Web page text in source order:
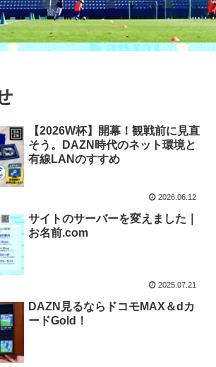
【2026W杯】開幕！観戦前に見直
そう。DAZN時代のネット環境と
有線LANのすすめ
2026.06.12
サイトのサーバーを変えました｜
お名前.com
2025.07.21
DAZN見るならドコモMAX＆dカ
ードGold！